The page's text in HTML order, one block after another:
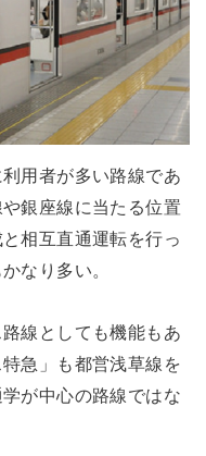
用者が多い路線であ
銀座線に当たる位置
相互直通運転を行っ
なり多い。
線としても機能もあ
急」も都営浅草線を
が中心の路線ではな